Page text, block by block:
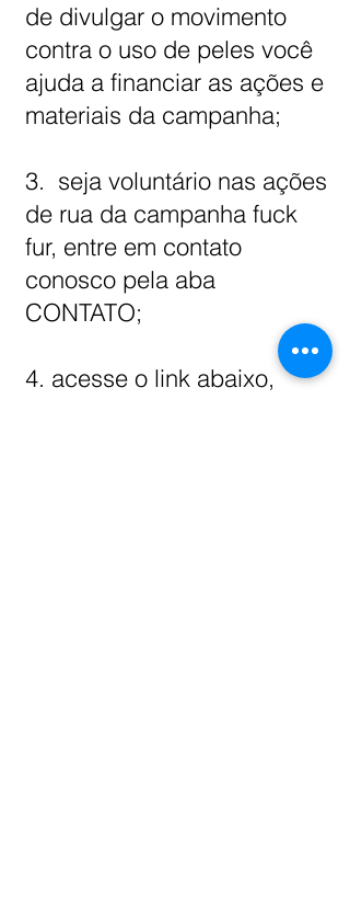
de divulgar o movimento
contra o uso de peles você
ajuda a financiar as ações e
materiais da campanha;
3. seja voluntário nas ações
de rua da campanha fuck
fur, entre em contato
conosco pela aba
CONTATO;
4. acesse o link abaixo,